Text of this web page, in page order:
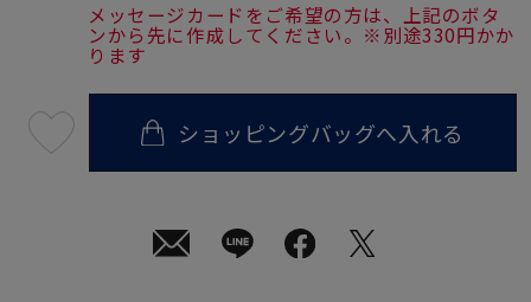
メッセージカードをご希望の方は、上記のボタ
ンから先に作成してください。※別途330円かか
ります
08
ショッピングバッグへ入れる